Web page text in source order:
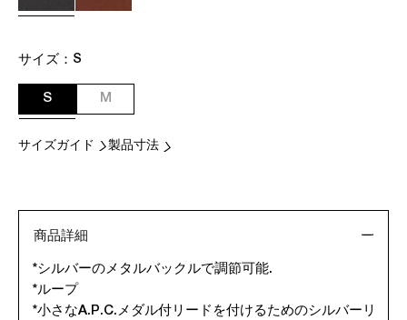
サイズ： S
S M
サイズガイド 製品寸法
商品詳細
*シルバーのメタルバックルで調節可能.
*ループ
*小さなA.P.C.メダル付リードを付けるためのシルバーリ